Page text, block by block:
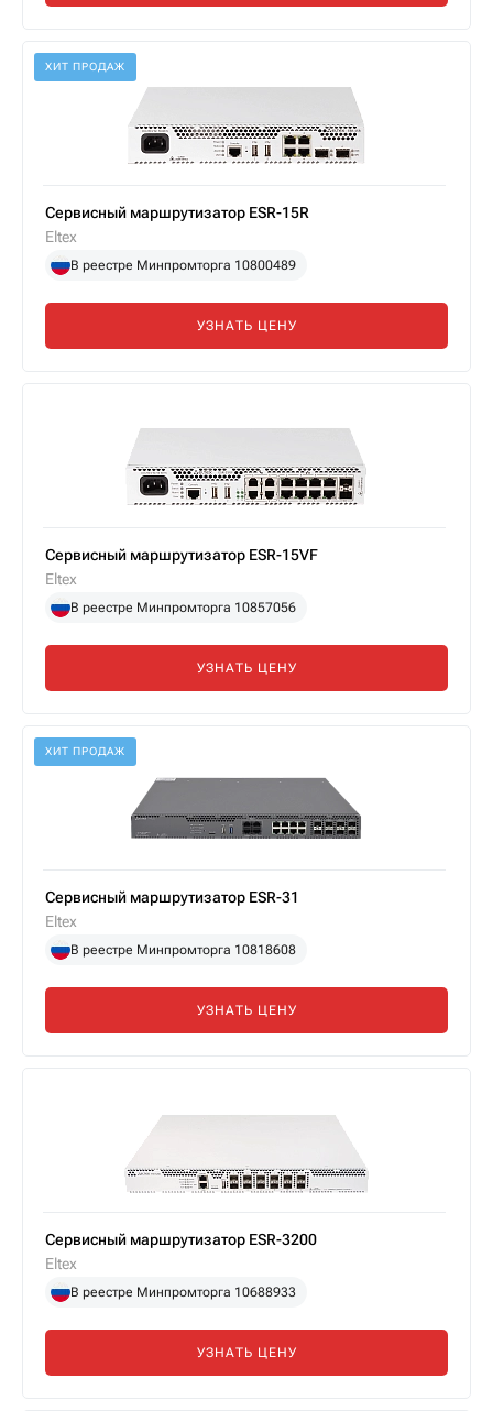
ХИТ ПРОДАЖ
Сервисный маршрутизатор ESR-15R
Eltex
В реестре Минпромторга 10800489
УЗНАТЬ ЦЕНУ
Сервисный маршрутизатор ESR-15VF
Eltex
В реестре Минпромторга 10857056
УЗНАТЬ ЦЕНУ
ХИТ ПРОДАЖ
Сервисный маршрутизатор ESR-31
Eltex
В реестре Минпромторга 10818608
УЗНАТЬ ЦЕНУ
Сервисный маршрутизатор ESR-3200
Eltex
В реестре Минпромторга 10688933
УЗНАТЬ ЦЕНУ